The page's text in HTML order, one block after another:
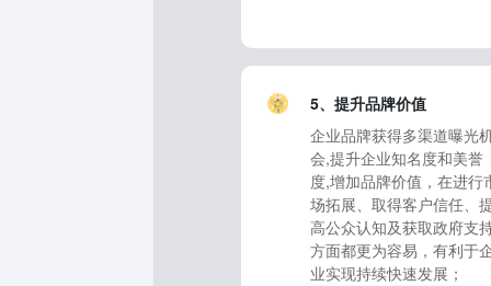
5、提升品牌价值
企业品牌获得多渠道曝光
会,提升企业知名度和美誉
度,增加品牌价值，在进行
场拓展、取得客户信任、
高公众认知及获取政府支
方面都更为容易，有利于
业实现持续快速发展；